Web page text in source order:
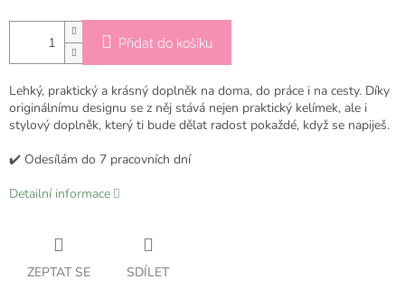
Přidat do košíku
Lehký, praktický a krásný doplněk na doma, do práce i na cesty. Díky
originálnímu designu se z něj stává nejen praktický kelímek, ale i
stylový doplněk, který ti bude dělat radost pokaždé, když se napiješ.
✔️ Odesílám do 7 pracovních dní
Detailní informace
ZEPTAT SE SDÍLET